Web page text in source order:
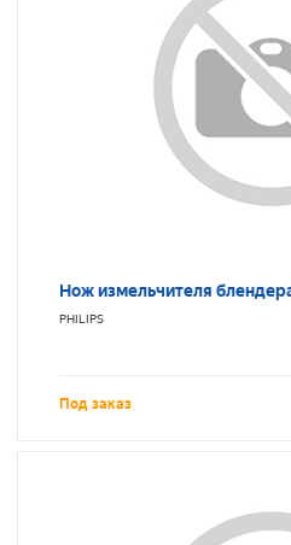
Нож измельчителя
PHILIPS
Под заказ